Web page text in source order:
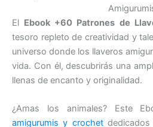
El Ebook +60 Patrones de
tesoro repleto de creatividad y
universo donde los llaveros
vida. Con él, descubrirás una
llenas de encanto y originalidad.
¿Amas los animales? Este
amigurumis y crochetdedicados